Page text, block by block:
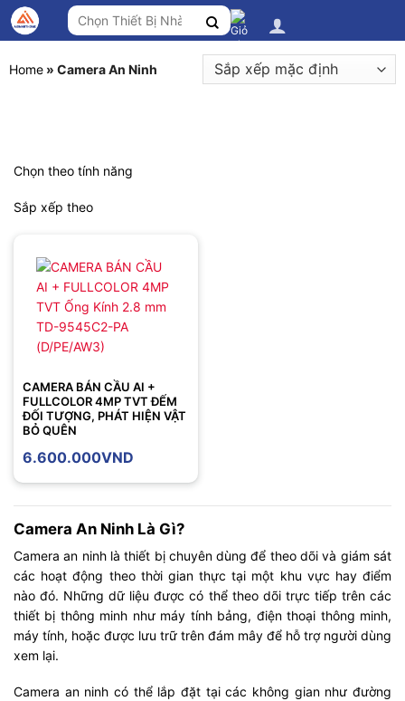
Chuyển
đến
dung
Tìm
kiếm:
Home » Camera An Ninh
Chọn theo tính năng
Sắp xếp theo
CAMERA BÁN CẦU AI +
FULLCOLOR 4MP TVT ĐẾM
ĐỐI TƯỢNG, PHÁT HIỆN VẬT
BỎ QUÊN
6.600.000VND
Camera An Ninh Là Gì?
Camera an ninh là thiết bị chuyên dùng để theo dõi và giám sát
các hoạt động theo thời gian thực tại một khu vực hay điểm
nào đó. Những dữ liệu được có thể theo dõi trực tiếp trên các
thiết bị thông minh như máy tính bảng, điện thoại thông minh,
máy tính, hoặc được lưu trữ trên đám mây để hỗ trợ người dùng
xem lại.
Camera an ninh có thể lắp đặt tại các không gian như đường